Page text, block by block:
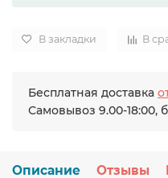
В закладки В
Бесплатная доставка
Самовывоз 9.00-18:00,
Описание Отзывы